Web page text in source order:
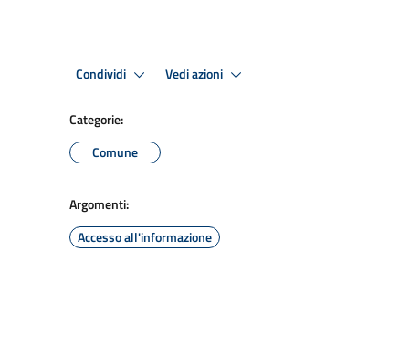
Condividi Vedi azioni
Categorie:
Comune
Argomenti:
Accesso all'informazione